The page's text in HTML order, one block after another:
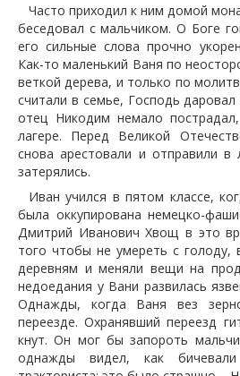
Часто приходил к ним домой
беседовал с мальчиком. О Боге
его сильные слова прочно
Как-то маленький Ваня по
веткой дерева, и только по
считали в семье, Господь
отец Никодим немало
лагере. Перед Великой
снова арестовали и отправили в
затерялись.
Иван учился в пятом классе,
была оккупирована немецко-
Дмитрий Иванович Хвощ в это
того чтобы не умереть с голоду,
деревням и меняли вещи на
недоедания у Вани развилась
Однажды, когда Ваня вез
переезде. Охранявший переезд
кнут. Он мог бы запороть
однажды видел, как